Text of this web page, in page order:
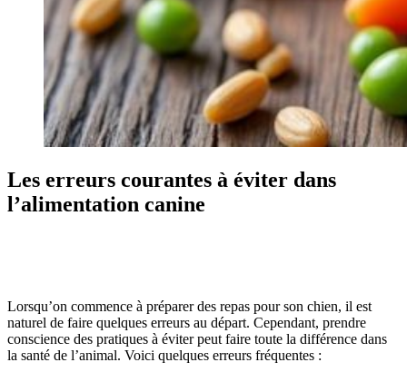
Les erreurs courantes à éviter dans
l’alimentation canine
Lorsqu’on commence à préparer des repas pour son chien, il est
naturel de faire quelques erreurs au départ. Cependant, prendre
conscience des pratiques à éviter peut faire toute la différence dans
la santé de l’animal. Voici quelques erreurs fréquentes :